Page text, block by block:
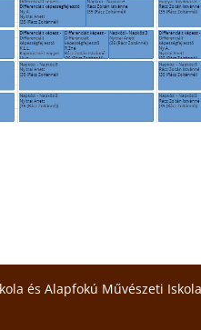
és Alapfokú Művészeti